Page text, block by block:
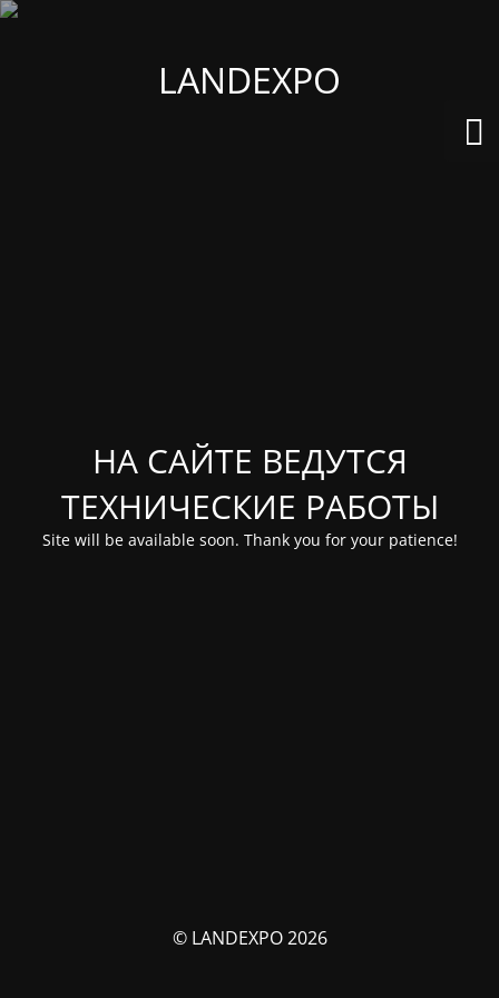
LANDEXPO
НА САЙТЕ ВЕДУТСЯ
ТЕХНИЧЕСКИЕ РАБОТЫ
Site will be available soon. Thank you for your patience!
© LANDEXPO 2026